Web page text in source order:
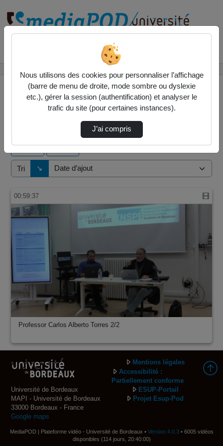
1 vidéo trouvée
Tri ↘
Direction de tri
00:59:37
Professor Carlos Alberto Torres 2/2
Université de Bordeaux
MAPI - Université de Bordeaux
33000 Bordeaux - France
Google maps
Mentions légales
Accessibilité :
Partiellement conforme
ESUP-Portail
Projet Esup-Pod
MediaPOD | Plateforme vidéo - Université de Bordeaux • Version 4.0.3• 6005 vidéos
disponibles (114 jours, 20:40:00)
Nous utilisons des cookies pour personnaliser l’affichage
(barre de menu de droite, mode sombre ou dyslexie
etc.), gérer la session (authentification) et analyser le
trafic du site (pour certaines instances).
J’ai compris